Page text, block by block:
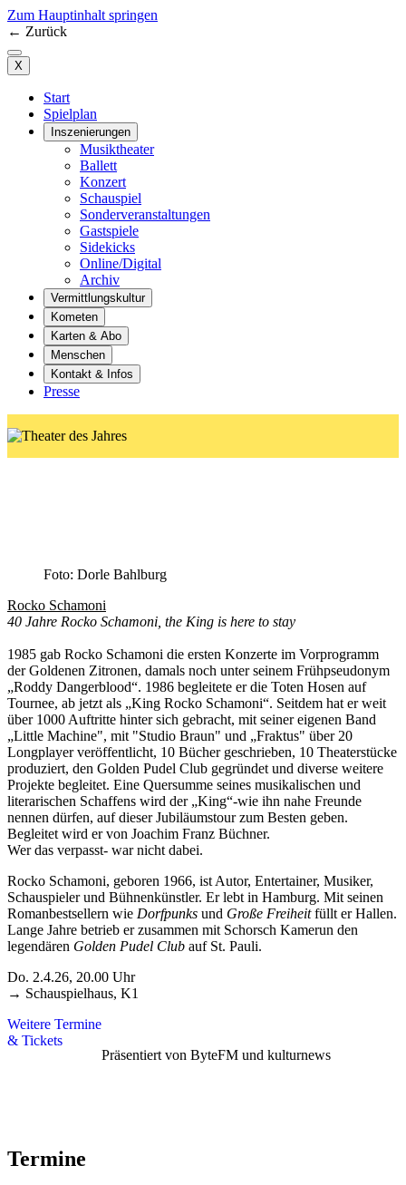
Zum Hauptinhalt springen
← Zurück
X
Start
Spielplan
Inszenierungen
Musiktheater
Ballett
Konzert
Schauspiel
Sonderveranstaltungen
Gastspiele
Sidekicks
Online/Digital
Archiv
Vermittlungskultur
Kometen
Karten & Abo
Menschen
Kontakt & Infos
Presse
Foto: Dorle Bahlburg
Rocko Schamoni
40 Jahre Rocko Schamoni, the King is here to stay
1985 gab Rocko Schamoni die ersten Konzerte im Vorprogramm
der Goldenen Zitronen, damals noch unter seinem Frühpseudonym
„Roddy Dangerblood“. 1986 begleitete er die Toten Hosen auf
Tournee, ab jetzt als „King Rocko Schamoni“. Seitdem hat er weit
über 1000 Auftritte hinter sich gebracht, mit seiner eigenen Band
„Little Machine", mit "Studio Braun" und „Fraktus" über 20
Longplayer veröffentlicht, 10 Bücher geschrieben, 10 Theaterstücke
produziert, den Golden Pudel Club gegründet und diverse weitere
Projekte begleitet. Eine Quersumme seines musikalischen und
literarischen Schaffens wird der „King“-wie ihn nahe Freunde
nennen dürfen, auf dieser Jubiläumstour zum Besten geben.
Begleitet wird er von Joachim Franz Büchner.
Wer das verpasst- war nicht dabei.
Rocko Schamoni, geboren 1966, ist Autor, Entertainer, Musiker,
Schauspieler und Bühnenkünstler. Er lebt in Hamburg. Mit seinen
Romanbestsellern wie Dorfpunks und Große Freiheitfüllt er Hallen.
Lange Jahre betrieb er zusammen mit Schorsch Kamerun den
legendären Golden Pudel Club auf St. Pauli.
Do. 2.4.26, 20.00 Uhr
→ Schauspielhaus, K1
Weitere Termine
& Tickets
Präsentiert von ByteFM und kulturnews
Termine